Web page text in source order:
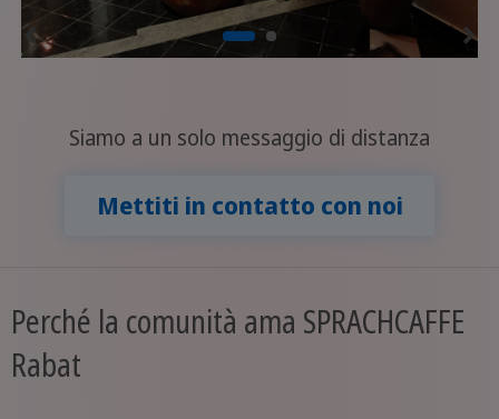
Siamo a un solo messaggio di distanza
Mettiti in contatto con noi
Perché la comunità ama SPRACHCAFFE
Rabat